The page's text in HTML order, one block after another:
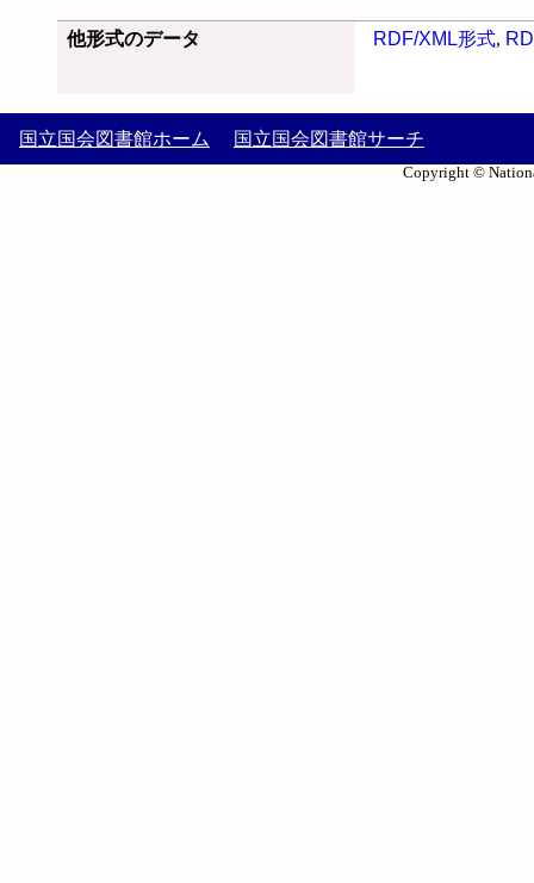
他形式のデータ RDF/XML形式,
国立国会図書館ホーム 国立国会図書館サーチ
Copyright ©